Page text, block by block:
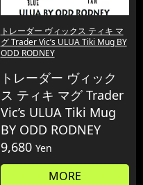
トレーダー ヴィックス ティキ マ
グ Trader Vic’s ULUA Tiki Mug BY
ODD RODNEY
トレーダー ヴィック
ス ティキ マグ Trader
Vic’s ULUA Tiki Mug
BY ODD RODNEY
9,680 Yen
MORE